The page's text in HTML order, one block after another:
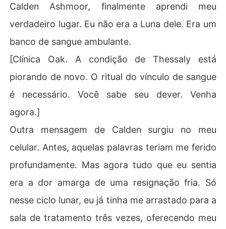
ltasse como uma rainha implacável.
Calden Ashmoor, finalmente aprendi meu
verdadeiro lugar. Eu não era a Luna dele. Era um
banco de sangue ambulante.
[Clínica Oak. A condição de Thessaly está
piorando de novo. O ritual do vínculo de sangue
é necessário. Você sabe seu dever. Venha
agora.]
Outra mensagem de Calden surgiu no meu
celular. Antes, aquelas palavras teriam me ferido
profundamente. Mas agora tudo que eu sentia
era a dor amarga de uma resignação fria. Só
nesse ciclo lunar, eu já tinha me arrastado para a
sala de tratamento três vezes, oferecendo meu